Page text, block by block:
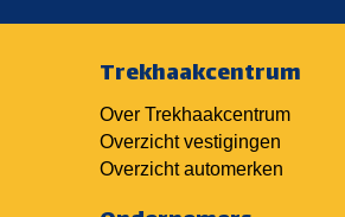
Trekhaakcentrum
Over Trekhaakcentrum
Overzicht vestigingen
Overzicht automerken